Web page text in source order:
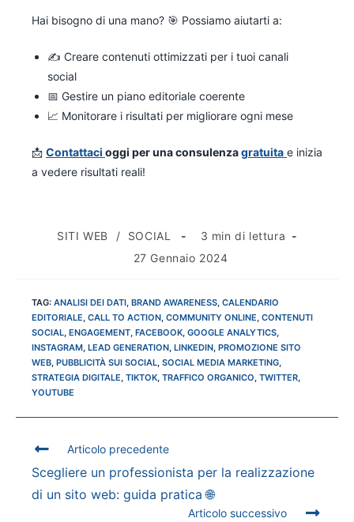
Hai bisogno di una mano? 🎯 Possiamo aiutarti a:
✍️ Creare contenuti ottimizzati per i tuoi canali
social
📅 Gestire un piano editoriale coerente
📈 Monitorare i risultati per migliorare ogni mese
📩 Contattaci oggi per una consulenzagratuita e inizia
a vedere risultati reali!
SITI WEB / SOCIAL
3 min di lettura
27 Gennaio 2024
TAG: ANALISI DEI DATI, BRAND AWARENESS, CALENDARIO
EDITORIALE, CALL TO ACTION, COMMUNITY ONLINE, CONTENUTI
SOCIAL, ENGAGEMENT, FACEBOOK, GOOGLE ANALYTICS,
INSTAGRAM, LEAD GENERATION, LINKEDIN, PROMOZIONE SITO
WEB, PUBBLICITÀ SUI SOCIAL, SOCIAL MEDIA MARKETING,
STRATEGIA DIGITALE, TIKTOK, TRAFFICO ORGANICO, TWITTER,
YOUTUBE
Articolo precedente
Scegliere un professionista per la realizzazione
di un sito web: guida pratica 🌐
Articolo successivo